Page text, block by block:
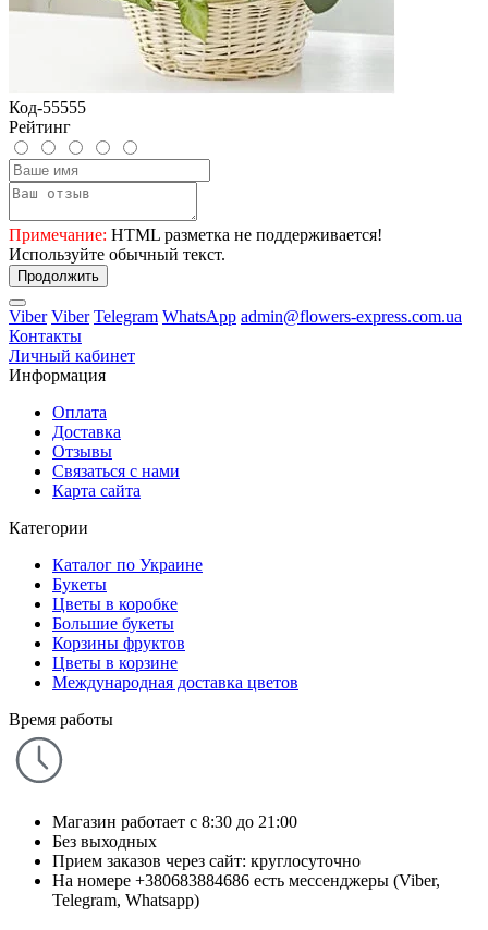
Код-55555
Рейтинг
Примечание: HTML разметка не поддерживается!
Используйте обычный текст.
Продолжить
Viber Viber Telegram WhatsApp admin@flowers-express.com.ua
Контакты
Личный кабинет
Информация
Оплата
Доставка
Отзывы
Связаться с нами
Карта сайта
Категории
Каталог по Украине
Букеты
Цветы в коробке
Большие букеты
Корзины фруктов
Цветы в корзине
Международная доставка цветов
Время работы
Магазин работает с 8:30 до 21:00
Без выходных
Прием заказов через сайт: круглосуточно
На номере +380683884686 есть мессенджеры (Viber,
Telegram, Whatsapp)